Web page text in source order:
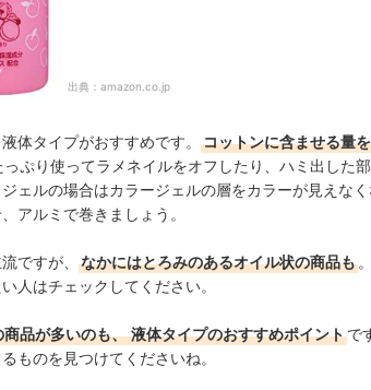
出典： amazon.co.jp
体タイプがおすすめです。
コットンに含ませる量
ぷり使ってラメネイルをオフしたり、ハミ出した
ェルの場合はカラージェルの層をカラーが見えな
アルミで巻きましょう。
ですが、 なかにはとろみのあるオイル状の商品も
人はチェックしてください。
品が多いのも、 液体タイプのおすすめポイントで
ものを見つけてくださいね。